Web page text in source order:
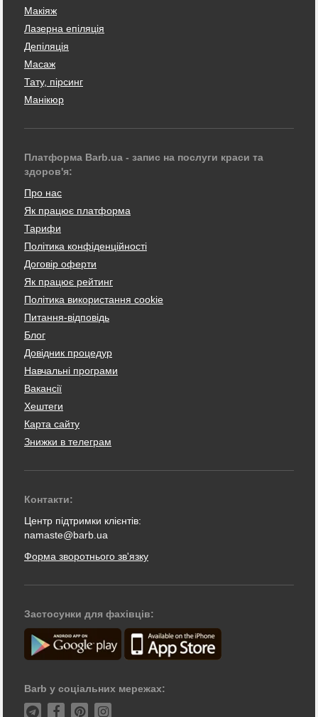
Макіяж
Лазерна епіляція
Депіляція
Масаж
Тату, пірсинг
Манікюр
Платформа Barb.ua - запис на послуги краси та
здоров'я:
Про нас
Як працює платформа
Тарифи
Політика конфіденційності
Договір оферти
Як працює рейтинг
Політика використання cookie
Питання-відповідь
Блог
Довідник процедур
Навчальні програми
Вакансії
Хештеги
Карта сайту
Знижки в телеграм
Контакти:
Центр підтримки клієнтів:
namaste@barb.ua
Форма зворотнього зв'язку
Застосунки для фахівців:
Barb у соціальних мережах: